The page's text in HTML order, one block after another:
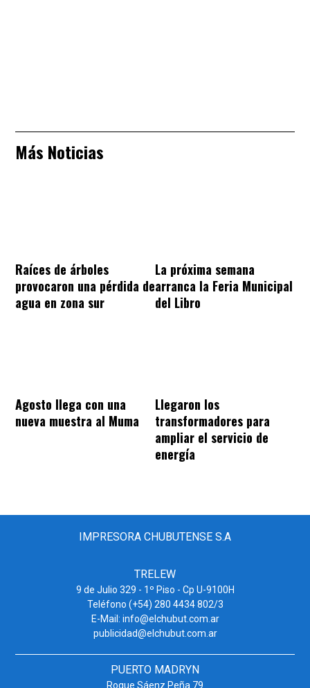
Más Noticias
Raíces de árboles
provocaron una pérdida de
agua en zona sur
La próxima semana
arranca la Feria Municipal
del Libro
Agosto llega con una
nueva muestra al Muma
Llegaron los
transformadores para
ampliar el servicio de
energía
IMPRESORA CHUBUTENSE S.A
TRELEW
9 de Julio 329 - 1º Piso - Cp U-9100H
Teléfono (+54) 280 4434 802/3
E-Mail: info@elchubut.com.ar
publicidad@elchubut.com.ar
PUERTO MADRYN
Roque Sáenz Peña 79